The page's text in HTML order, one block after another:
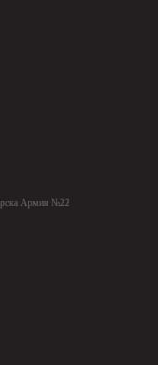
Армия №22